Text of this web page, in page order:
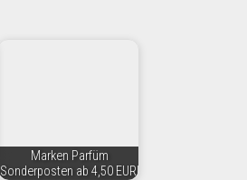
Marken Parfüm
Sonderposten ab 4,50 EUR!